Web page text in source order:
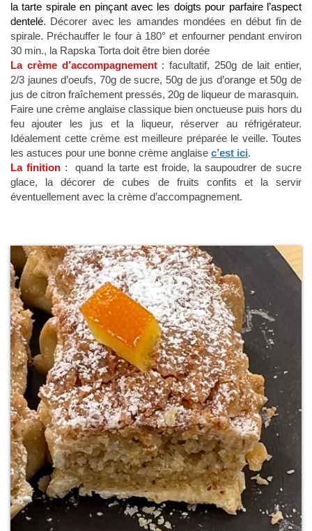
la tarte spirale en pinçant avec les doigts pour parfaire l’aspect
dentelé. Décorer avec les amandes mondées en début fin de
spirale. Préchauffer le four à 180° et enfourner pendant environ
30 min., la Rapska Torta doit être bien dorée
La crème d’accompagnement: facultatif, 250g de lait entier,
2/3 jaunes d’oeufs, 70g de sucre, 50g de jus d’orange et 50g de
jus de citron fraîchement pressés, 20g de liqueur de marasquin.
Faire une crème anglaise classique bien onctueuse puis hors du
feu ajouter les jus et la liqueur, réserver au réfrigérateur.
Idéalement cette crème est meilleure préparée le veille. Toutes
les astuces pour une bonne crème anglaise c’est ici.
La finition: quand la tarte est froide, la saupoudrer de sucre
glace, la décorer de cubes de fruits confits et la servir
éventuellement avec la crème d’accompagnement.